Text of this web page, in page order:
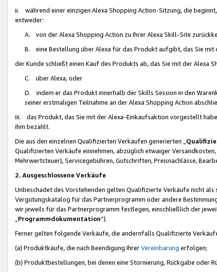
ii. während einer einzigen Alexa Shopping Action-Sitzung, die
entweder:
A. von der Alexa Shopping Action zu Ihrer Alexa Skill-Site
B. eine Bestellung über Alexa für das Produkt aufgibt, das Sie mit
der Kunde schließt einen Kauf des Produkts ab, das Sie mit der Alexa
C. über Alexa, oder
D. indem er das Produkt innerhalb der Skills Session in den
seiner erstmaligen Teilnahme an der Alexa Shopping Action
iii. das Produkt, das Sie mit der Alexa-Einkaufsaktion vorgestellt
ihm bezahlt.
Die aus den einzelnen Qualifizierten Verkäufen generierten „
Qualifizierten Verkäufe einnehmen, abzüglich etwaiger
Mehrwertsteuer), Servicegebühren, Gutschriften, Preisnachlässe,
2. Ausgeschlossene Verkäufe
Unbeschadet des Vorstehenden gelten Qualifizierte Verkäufe nicht
Vergütungskatalog für das Partnerprogramm oder andere
wir jeweils für das Partnerprogramm festlegen, einschließlich der
Programmdokumentation“).
Ferner gelten folgende Verkäufe, die andernfalls Qualifizierte
(a) Produktkäufe, die nach Beendigung IhrerVereinbarung erfolgen;
(b) Produktbestellungen, bei denen eine Stornierung, Rückgabe oder